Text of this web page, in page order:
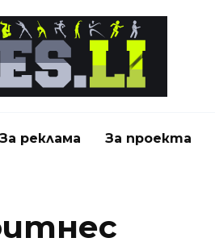
За реклама За проекта